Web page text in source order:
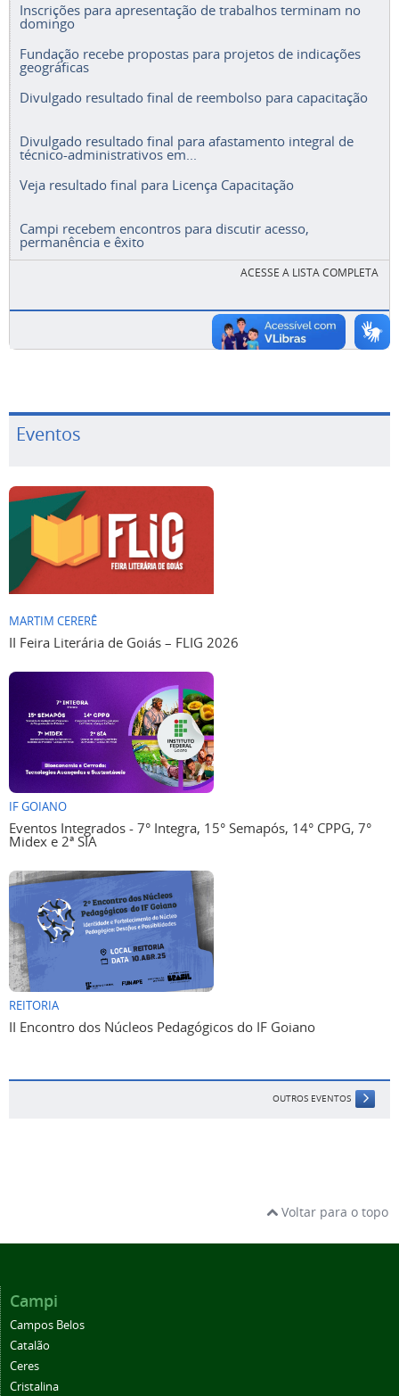
Inscrições para apresentação de trabalhos terminam no
domingo
Fundação recebe propostas para projetos de indicações
geográficas
Divulgado resultado final de reembolso para capacitação
Divulgado resultado final para afastamento integral de
técnico-administrativos em...
Veja resultado final para Licença Capacitação
Campi recebem encontros para discutir acesso,
permanência e êxito
ACESSE A LISTA COMPLETA
Eventos
MARTIM CERERÊ
II Feira Literária de Goiás – FLIG 2026
IF GOIANO
Eventos Integrados - 7° Integra, 15° Semapós, 14° CPPG, 7°
Midex e 2ª SIA
REITORIA
II Encontro dos Núcleos Pedagógicos do IF Goiano
OUTROS EVENTOS
Voltar para o topo
Campi
Campos Belos
Catalão
Ceres
Cristalina